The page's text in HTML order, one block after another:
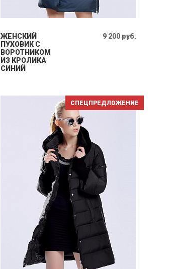
ЖЕНСКИЙ
ПУХОВИК С
ВОРОТНИКОМ
ИЗ КРОЛИКА
СИНИЙ
9 200 руб.
СПЕЦПРЕДЛОЖЕНИЕ